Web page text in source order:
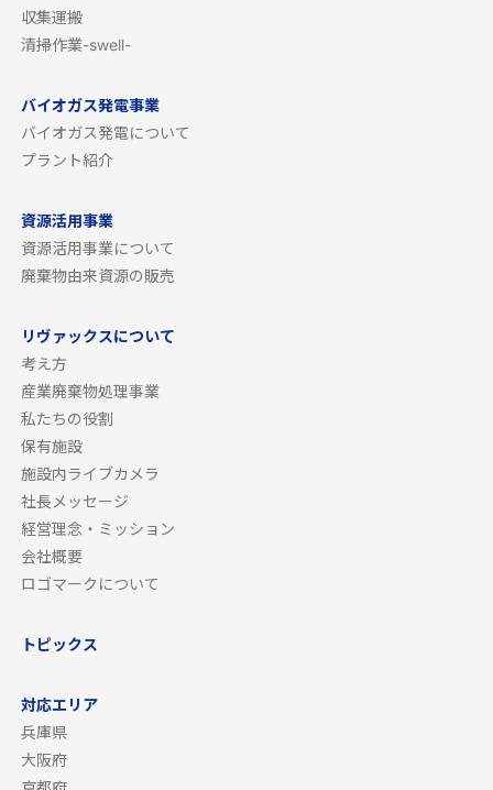
収集運搬
清掃作業-swell-
バイオガス発電事業
バイオガス発電について
プラント紹介
資源活用事業
資源活用事業について
廃棄物由来資源の販売
リヴァックスについて
考え方
産業廃棄物処理事業
私たちの役割
保有施設
施設内ライブカメラ
社長メッセージ
経営理念・ミッション
会社概要
ロゴマークについて
トピックス
対応エリア
兵庫県
大阪府